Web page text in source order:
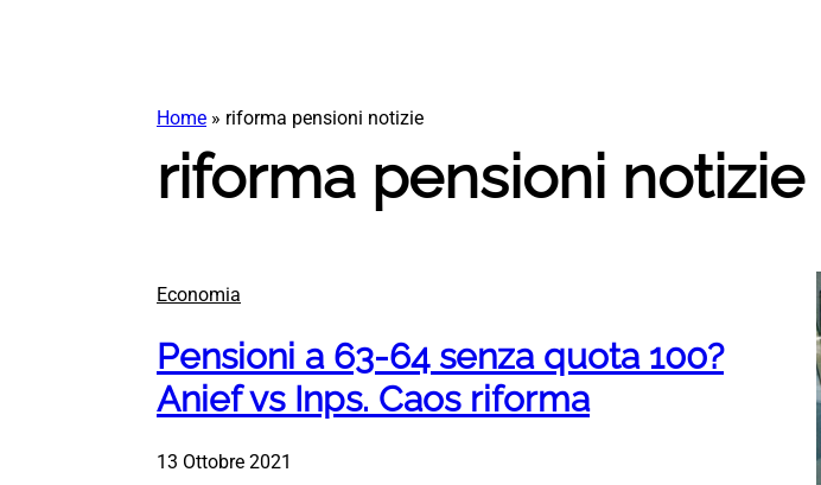
Home » riforma pensioni notizie
riforma pensioni notizie
Economia
Pensioni a 63-64 senza quota 100?
Anief vs Inps. Caos riforma
13 Ottobre 2021